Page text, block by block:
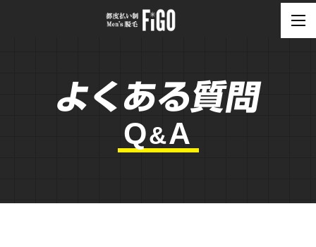
よくある質問
Q&A